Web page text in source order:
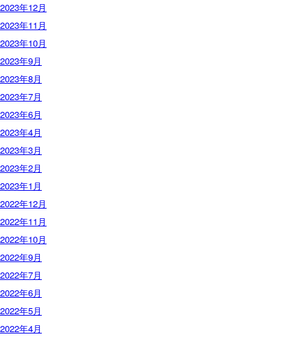
2023年12月
2023年11月
2023年10月
2023年9月
2023年8月
2023年7月
2023年6月
2023年4月
2023年3月
2023年2月
2023年1月
2022年12月
2022年11月
2022年10月
2022年9月
2022年7月
2022年6月
2022年5月
2022年4月